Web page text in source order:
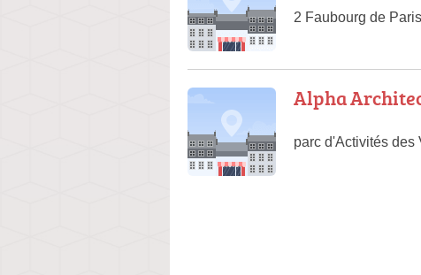
2 Faubourg de
Alpha
parc d'Activités des